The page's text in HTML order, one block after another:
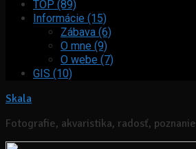
TOP (89)
Informácie (15)
Zábava (6)
O mne (9)
O webe (7)
GIS (10)
Skala
Fotografie, akvaristika, radosť, poznanie